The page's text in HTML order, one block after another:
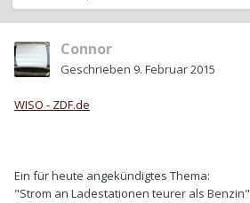
Connor
Geschrieben 9. Februar 2015
WISO - ZDF.de
Ein für heute angekündigtes Thema:
"Strom an Ladestationen teurer als Benzin"